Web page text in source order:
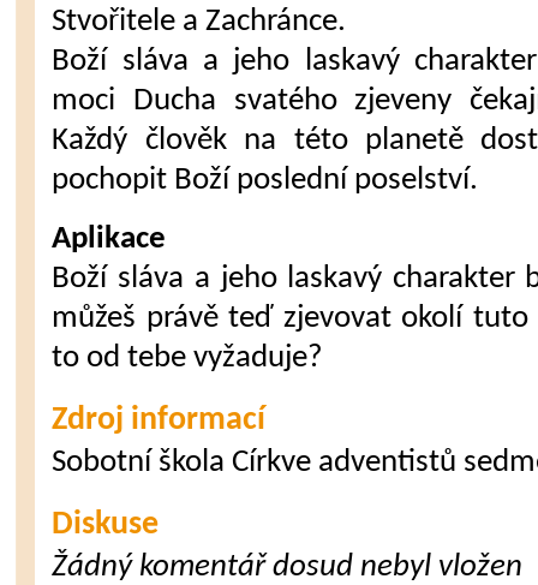
Stvořitele a Zachránce.
Boží sláva a jeho laskavý
moci Ducha svatého zjeveny
Každý člověk na této planetě
pochopit Boží poslední poselství.
Aplikace
Boží sláva a jeho laskavý charakter
můžeš právě teď zjevovat okolí
to od tebe vyžaduje?
Zdroj informací
Sobotní škola Církve adventistů
Diskuse
Žádný komentář dosud nebyl vložen